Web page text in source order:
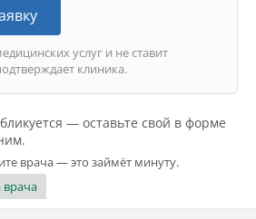
услуг и не ставит
клиника.
— оставьте свой в форме
врача — это займёт минуту.
врача